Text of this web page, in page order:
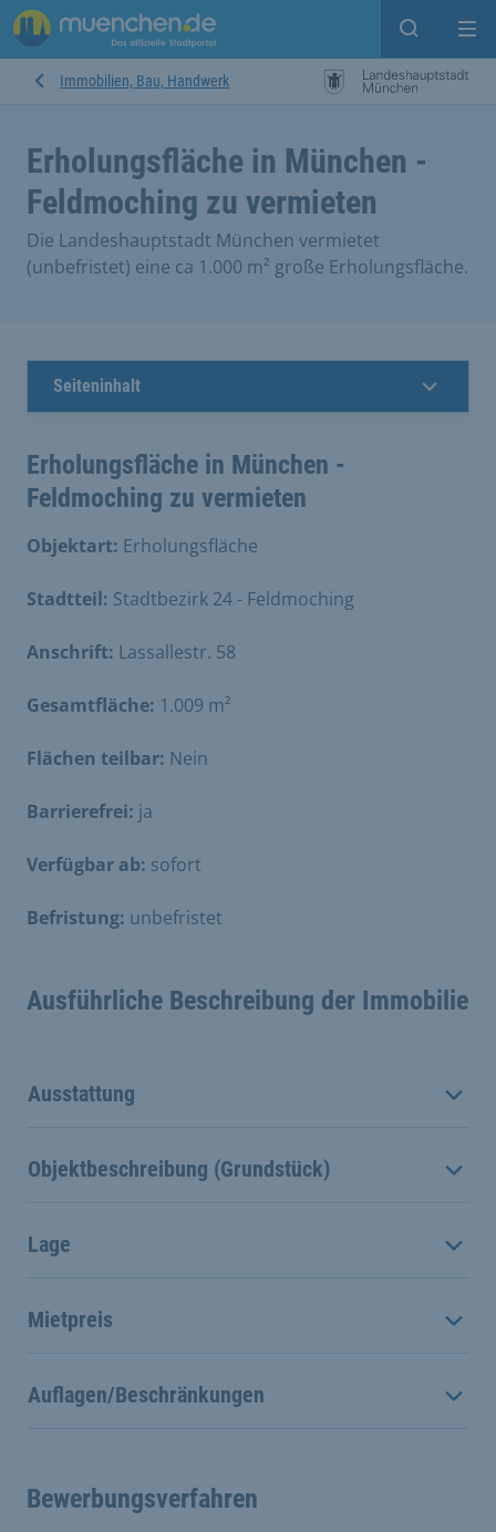
Suche
Immobilien, Bau, Handwerk
Erholungsfläche in München -
Feldmoching zu vermieten
Die Landeshauptstadt München vermietet
(unbefristet) eine ca 1.000 m² große Erholungsfläche.
Seiteninhalt
Erholungsfläche in München -
Feldmoching zu vermieten
Objektart: Erholungsfläche
Stadtteil: Stadtbezirk 24 - Feldmoching
Anschrift: Lassallestr. 58
Gesamtfläche: 1.009 m²
Flächen teilbar: Nein
Barrierefrei: ja
Verfügbar ab: sofort
Befristung: unbefristet
Ausführliche Beschreibung der Immobilie
Ausstattung
Objektbeschreibung (Grundstück)
Lage
Mietpreis
Auflagen/Beschränkungen
Bewerbungsverfahren